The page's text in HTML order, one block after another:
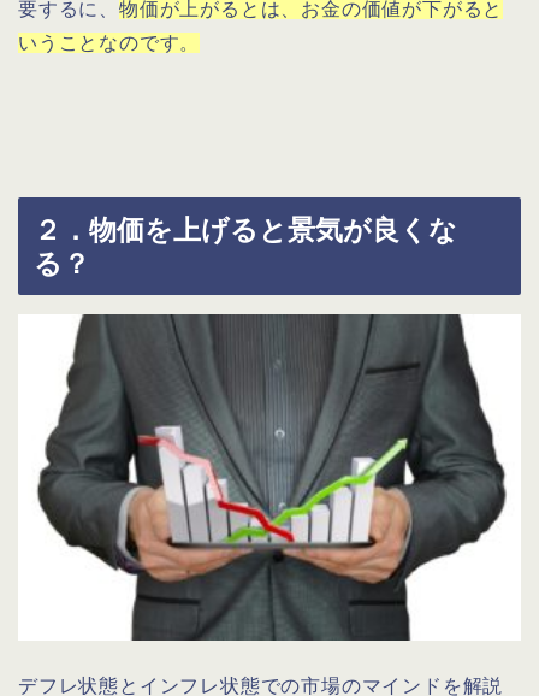
要するに、 物価が上がるとは、お金の価値が下がると
いうことなのです。
２．物価を上げると景気が良くな
る？
デフレ状態とインフレ状態での市場のマインドを解説